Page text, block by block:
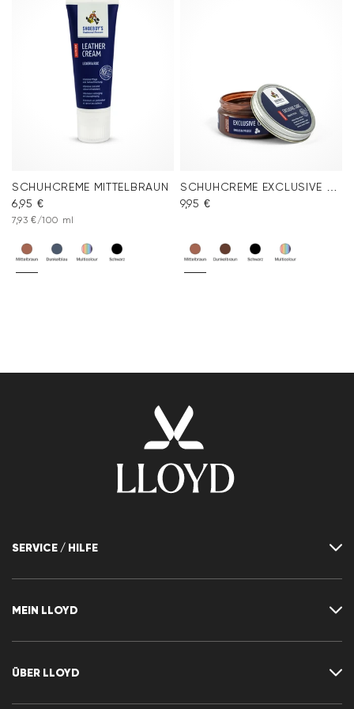
Häufig gestellte Fragen
SCHUHCREME MITTELBRAUN
6,95 €
7,93 €/100 ml
SCHUHCREME EXCLUSIVE MITTELBRAUN
9,95 €
SERVICE / HILFE
Größentabelle
Rücksendung
MEIN LLOYD
Wunschliste
ÜBER LLOYD